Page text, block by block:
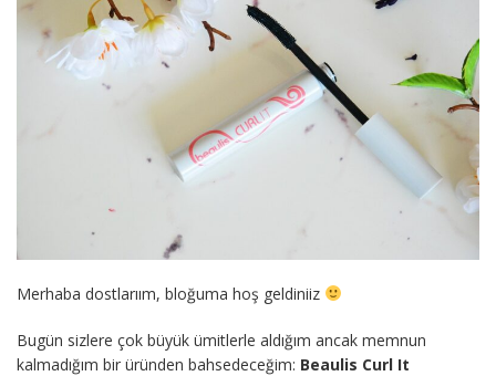
Merhaba dostlarıım, bloğuma hoş geldiniiz
Bugün sizlere çok büyük ümitlerle aldığım ancak memnun
kalmadığım bir üründen bahsedeceğim: Beaulis Curl It